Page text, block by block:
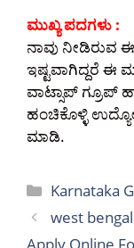
ಮುಖ್ಯ ಪದಗಳು :
ನಾವು
ಇಷ್ಟವಾಗಿದ್ದರೆ ಈ
ವಾಟ್ಸಾಪ್ ಗ್ರೂಪ್
ಹಂಚಿಕೊಳ್ಳಿ
ಮಾಡಿ.
Categories
Karnataka
west